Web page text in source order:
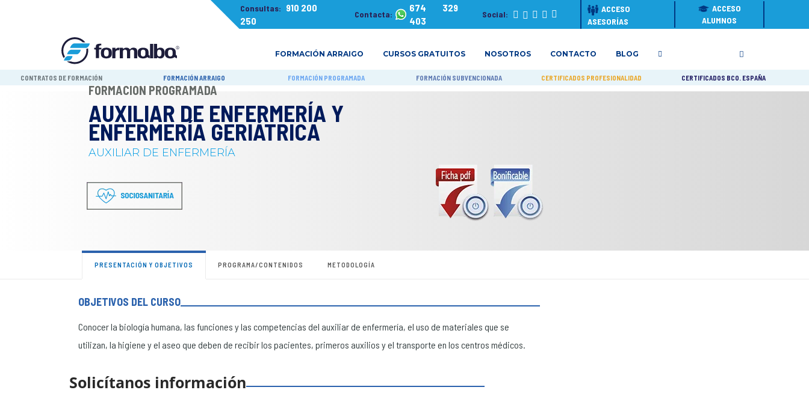
Consultas: 910 200
250
Contacta:
674 329
403
Social:
ACCESO
ASESORÍAS
ACCESO
ALUMNOS
FORMACIÓN ARRAIGO CURSOS GRATUITOS NOSOTROS CONTACTO BLOG
CONTRATOS DE FORMACIÓN FORMACIÓN ARRAIGO FORMACIÓN PROGRAMADA FORMACIÓN SUBVENCIONADA CERTIFICADOS PROFESIONALIDAD CERTIFICADOS BCO. ESPAÑA
FORMACIÓN PROGRAMADA
AUXILIAR DE ENFERMERÍA Y
ENFERMERÍA GERIÁTRICA
AUXILIAR DE ENFERMERÍA
PRESENTACIÓN Y OBJETIVOS PROGRAMA/CONTENIDOS METODOLOGÍA
OBJETIVOS DEL CURSO
Conocer la biología humana, las funciones y las competencias del auxiliar de enfermería, el uso de materiales que se
utilizan, la higiene y el aseo que deben de recibir los pacientes, primeros auxilios y el transporte en los centros médicos.
Solicítanos información